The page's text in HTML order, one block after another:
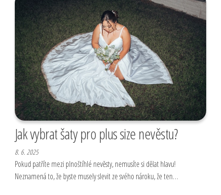
Jak vybrat šaty pro plus size nevěstu?
8. 6. 2025
Pokud patříte mezi plnoštíhlé nevěsty, nemusíte si dělat hlavu!
Neznamená to, že byste musely slevit ze svého nároku, že ten…